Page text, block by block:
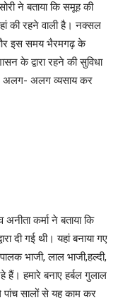
ने बताया कि समूह की
की रहने वाली है। नक्सल
और इस समय भैरमगढ़ के
के द्वारा रहने की सुविधा
अलग- अलग व्यसाय कर
कर्मा ने बताया कि
दी गई थी। यहां बनाया गए
भाजी, लाल भाजी,हल्दी,
हमारे बनाए हर्बल गुलाल
पांच सालों से यह काम कर